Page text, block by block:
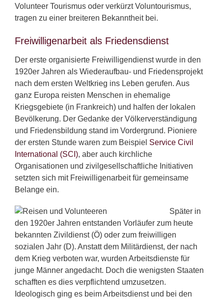
Volunteer Tourismus oder verkürzt Voluntourismus,
tragen zu einer breiteren Bekanntheit bei.
Freiwilligenarbeit als Friedensdienst
Der erste organisierte Freiwilligendienst wurde in den
1920er Jahren als Wiederaufbau- und Friedensprojekt
nach dem ersten Weltkrieg ins Leben gerufen. Aus
ganz Europa reisten Menschen in ehemalige
Kriegsgebiete (in Frankreich) und halfen der lokalen
Bevölkerung. Der Gedanke der Völkerverständigung
und Friedensbildung stand im Vordergrund. Pioniere
der ersten Stunde waren zum Beispiel Service Civil
International (SCI), aber auch kirchliche
Organisationen und zivilgesellschaftliche Initiativen
setzten sich mit Freiwilligenarbeit für gemeinsame
Belange ein.
Später in
den 1920er Jahren entstanden Vorläufer zum heute
bekannten Zivildienst (Ö) oder zum freiwilligen
sozialen Jahr (D). Anstatt dem Militärdienst, der nach
dem Krieg verboten war, wurden Arbeitsdienste für
junge Männer angedacht. Doch die wenigsten Staaten
schafften es dies verpflichtend umzusetzen.
Ideologisch ging es beim Arbeitsdienst und bei den